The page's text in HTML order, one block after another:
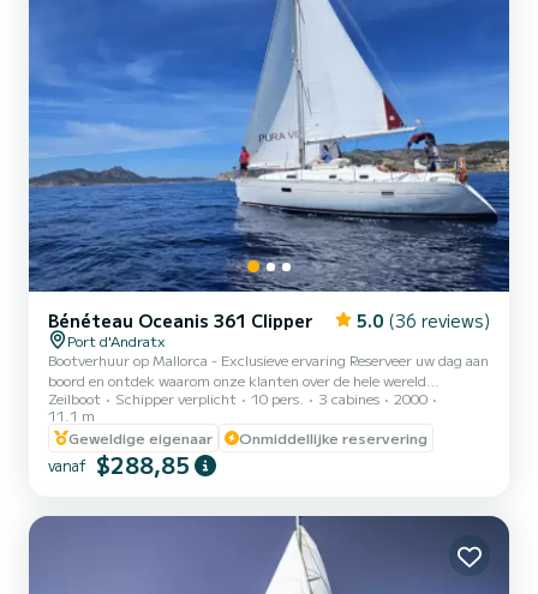
Bénéteau Oceanis 361 Clipper 5.0 (36 reviews)
Port d'Andratx
Bootverhuur op Mallorca - Exclusieve ervaring Reserveer uw dag aan
boord en ontdek waarom onze klanten over de hele wereld
terugkomen en ons aanbevelen. Ga aan boord van een privé-
zeiltocht op Mallorca en verken de beste stranden van Mallorca aan
boord van onze zeilboot IDEFIX. Met een ervaren kapitein en een
inwoner van Mallorca ontdekt u de verborgen baaien aan de kust
van Andratx, waarvan vele alleen per boot bereikbaar zijn. Geniet
Zeilboot Schipper verplicht 10 pers. 3 cabines
2000
11.1 m
Geweldige eigenaar
Onmiddellijke reservering
vanaf $288,85